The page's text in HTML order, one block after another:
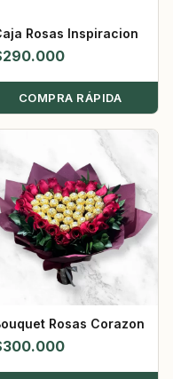
Rosas Inspiracion
290.000
COMPRA RÁPIDA
Rosas Corazon
300.000